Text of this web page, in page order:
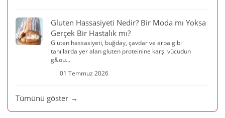
Gluten Hassasiyeti Nedir? Bir Moda mı Yoksa
Gerçek Bir Hastalık mı?
Gluten hassasiyeti, buğday, çavdar ve arpa gibi
tahıllarda yer alan gluten proteinine karşı vücudun
g&ou...
01 Temmuz 2026
Tümünü göster →